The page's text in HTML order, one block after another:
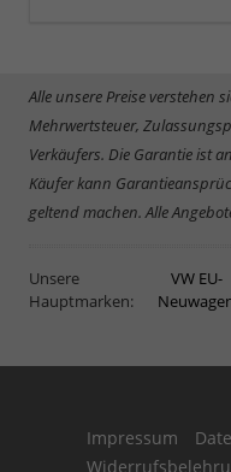
Alle unsere Preise verstehen
Mehrwertsteuer,
Verkäufers. Die Garantie ist
Käufer kann
geltend machen. Alle
Unsere
Hauptmarken:
VW EU-
Impressum